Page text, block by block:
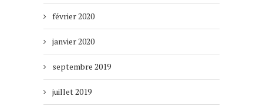
février 2020
janvier 2020
septembre 2019
juillet 2019